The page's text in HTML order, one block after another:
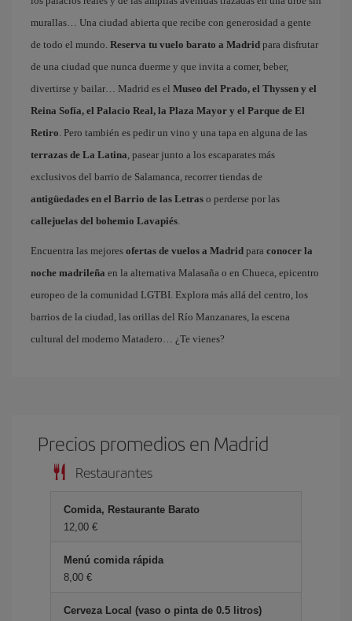
murallas… Una ciudad abierta que recibe con generosidad a gente
de todo el mundo. Reserva tu vuelo barato a Madrid para disfrutar
de una ciudad que nunca duerme y que invita a comer, beber,
divertirse y bailar… Madrid es el Museo del Prado, el Thyssen y el
Reina Sofía, el Palacio Real, la Plaza Mayor y el Parque de El
Retiro. Pero también es pedir un vino y una tapa en alguna de las
terrazas de La Latina, pasear junto a los escaparates más
exclusivos del barrio de Salamanca, recorrer tiendas de
antigüedades en el Barrio de las Letras o perderse por las
callejuelas del bohemio Lavapiés.
Encuentra las mejores ofertas de vuelos a Madrid para conocer la
noche madrileña en la alternativa Malasaña o en Chueca, epicentro
europeo de la comunidad LGTBI. Explora más allá del centro, los
barrios de la ciudad, las orillas del Río Manzanares, la escena
cultural del moderno Matadero… ¿Te vienes?
Precios promedios en Madrid
Restaurantes
Comida, Restaurante Barato
12,00 €
Menú comida rápida
8,00 €
Cerveza Local (vaso o pinta de 0.5 litros)